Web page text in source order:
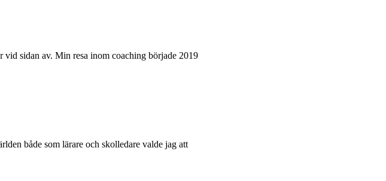
vid sidan av. Min resa inom coaching började 2019
både som lärare och skolledare valde jag att